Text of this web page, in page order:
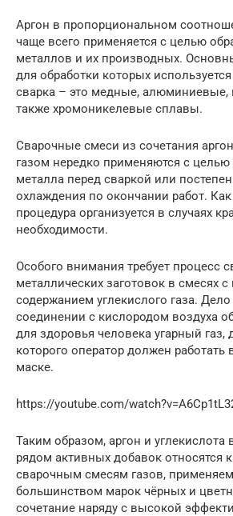
Аргон в пропорциональном
чаще всего применяется с целью
металлов и их производных.
для обработки которых
сварка – это медные, алюминиевые,
также хромоникелевые сплавы.
Сварочные смеси из сочетания
газом нередко применяются с целью
металла перед сваркой или
охлаждения по окончании работ. Как
процедура организуется в случаях
необходимости.
Особого внимания требует процесс
металлических заготовок в смесях
содержанием углекислого газа.
соединении с кислородом воздуха
для здоровья человека угарный газ,
которого оператор должен работать
маске.
https://youtube.com/
Таким образом, аргон и углекислота
рядом активных добавок относятся
сварочным смесям газов,
большинством марок чёрных и
сочетание наряду с высокой